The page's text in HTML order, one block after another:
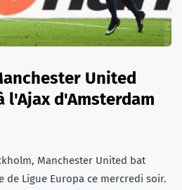
United
l'Ajax d'Amsterdam
Manchester United bat
de Ligue Europa ce mercredi soir.